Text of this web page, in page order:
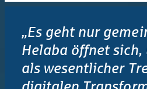
„Es geht nur
Helaba öffnet
als wesentlicher